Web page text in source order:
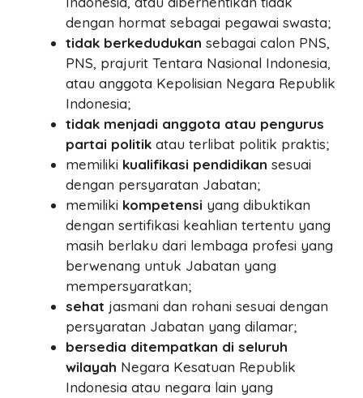
dengan hormat sebagai pegawai swasta;
tidak berkedudukan sebagai calon PNS,
PNS, prajurit Tentara Nasional Indonesia,
atau anggota Kepolisian Negara Republik
Indonesia;
tidak menjadi anggota atau pengurus
partai politik atau terlibat politik praktis;
memiliki kualifikasi pendidikan sesuai
dengan persyaratan Jabatan;
memiliki kompetensi yang dibuktikan
dengan sertifikasi keahlian tertentu yang
masih berlaku dari lembaga profesi yang
berwenang untuk Jabatan yang
mempersyaratkan;
sehat jasmani dan rohani sesuai dengan
persyaratan Jabatan yang dilamar;
bersedia ditempatkan di seluruh
wilayah Negara Kesatuan Republik
Indonesia atau negara lain yang